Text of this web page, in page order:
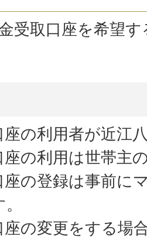
受取口座を希望
座の利用者が近江
座の利用は世帯主
座の登録は事前に
座の変更をする場